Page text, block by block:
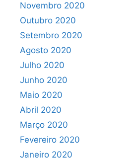
Novembro 2020
Outubro 2020
Setembro 2020
Agosto 2020
Julho 2020
Junho 2020
Maio 2020
Abril 2020
Março 2020
Fevereiro 2020
Janeiro 2020